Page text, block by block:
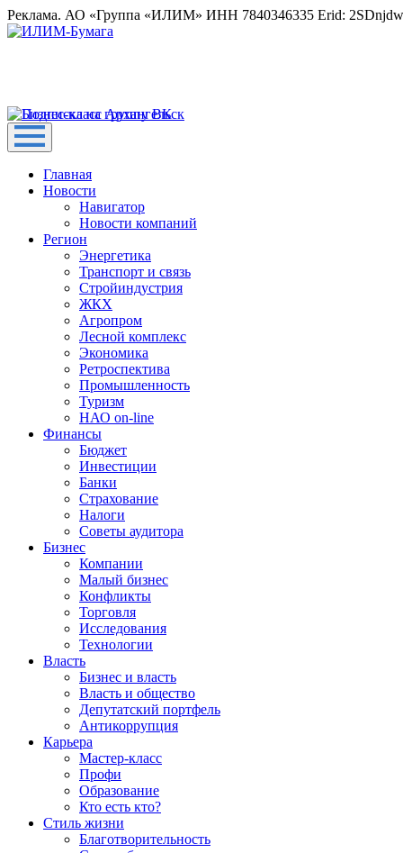
Реклама. АО «Группа «ИЛИМ» ИНН 7840346335 Erid:
Главная
Новости
Навигатор
Новости компаний
Регион
Энергетика
Транспорт и связь
Стройиндустрия
ЖКХ
Агропром
Лесной комплекс
Экономика
Ретроспектива
Промышленность
Туризм
НАО on-line
Финансы
Бюджет
Инвестиции
Банки
Страхование
Налоги
Советы аудитора
Бизнес
Компании
Малый бизнес
Конфликты
Торговля
Исследования
Технологии
Власть
Бизнес и власть
Власть и общество
Депутатский портфель
Антикоррупция
Карьера
Мастер-класс
Профи
Образование
Кто есть кто?
Стиль жизни
Благотворительность